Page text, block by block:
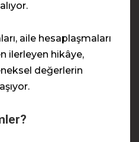
aile hesaplaşmaları
ilerleyen hikâye,
değerlerin